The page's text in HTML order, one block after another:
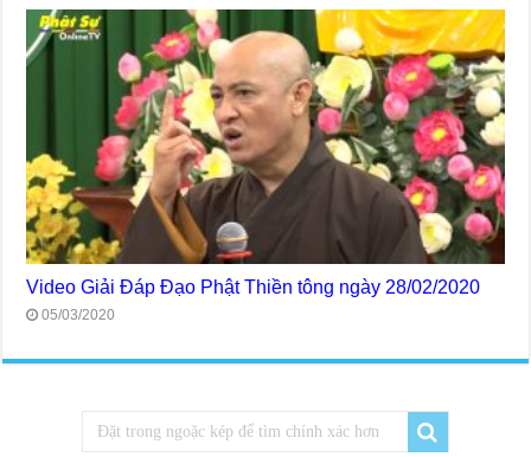
Video Giải Đáp Đạo Phật Thiền tông ngày 28/02/2020
05/03/2020